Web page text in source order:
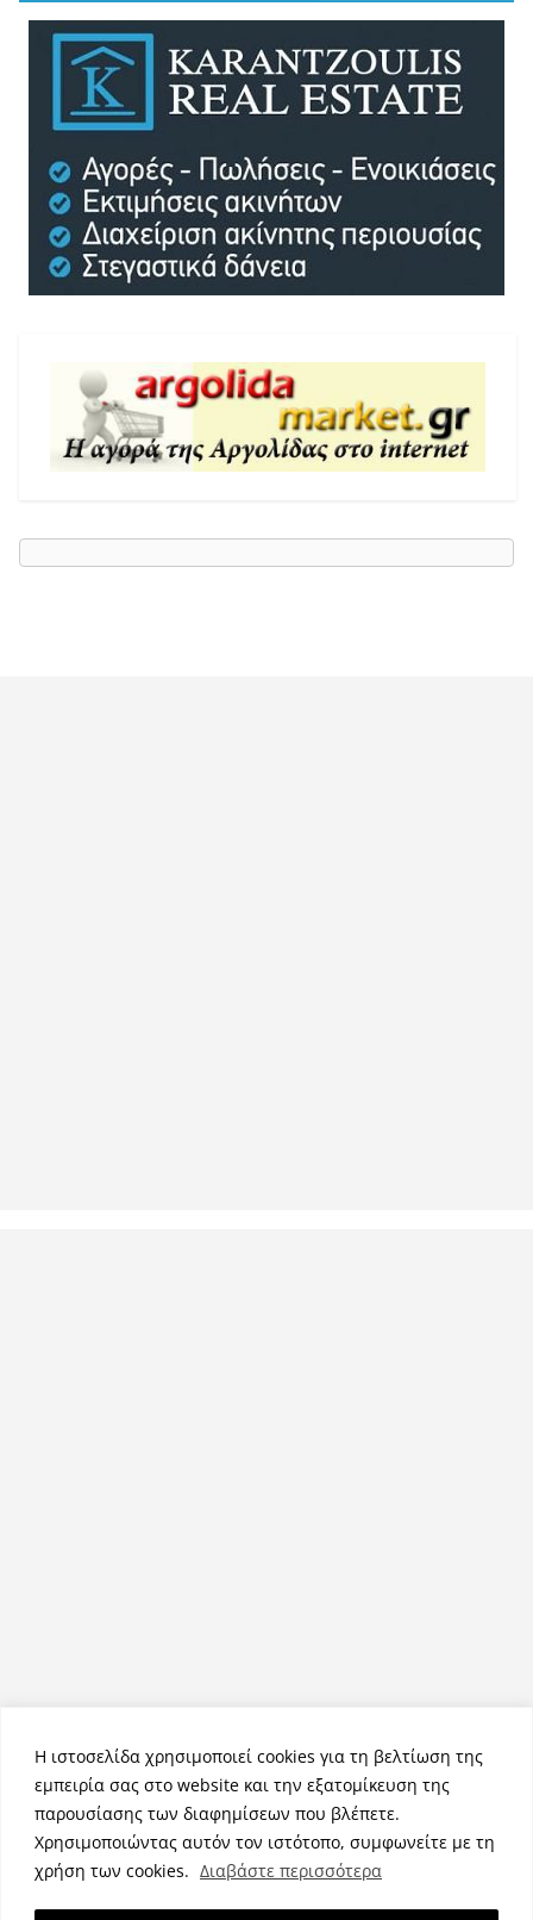
Η ιστοσελίδα χρησιμοποιεί cookies για τη βελτίωση της
εμπειρία σας στο website και την εξατομίκευση της
παρουσίασης των διαφημίσεων που βλέπετε.
Χρησιμοποιώντας αυτόν τον ιστότοπο, συμφωνείτε με τη
χρήση των cookies. Διαβάστε περισσότερα
Πνευματικά Δικαιώματα © 2026NemeaPress. Τα πνευματικά
δικαιώματα προστατεύονται.
Θέμα:ColorMagαπό ThemeGrill. Κατασκευασμένο με